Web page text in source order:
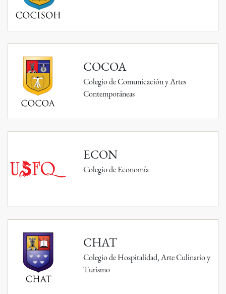
COCOA
Colegio de Comunicación y Artes
Contemporáneas
ECON
Colegio de Economía
CHAT
Colegio de Hospitalidad, Arte Culinario y
Turismo